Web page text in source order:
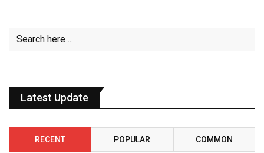
Latest Update
RECENT POPULAR COMMON